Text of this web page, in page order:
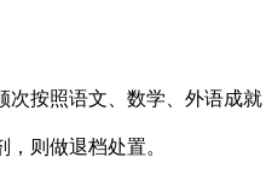
按照语文、数学、外语成就
则做退档处置。